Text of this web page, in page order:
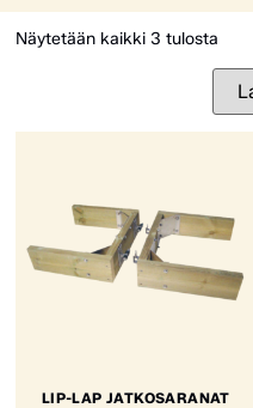
Näytetään kaikki 3 tulosta
LIP-LAP JATKOSARANAT